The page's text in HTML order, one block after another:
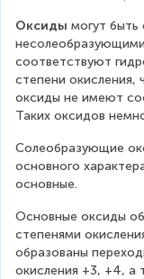
Оксиды могут
соответствуют
степени
оксиды не имеют
Таких оксидов
Солеобразующие
основного
основные.
Основные оксиды
степенями
образованы
окисления +3, +4, а